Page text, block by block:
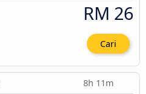
RM 26
Cari
8h 11m